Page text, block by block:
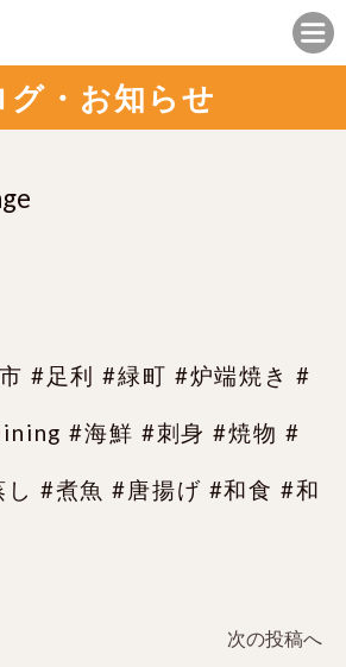
グ・お知らせ
#足利 #緑町 #炉端焼き #
#海鮮 #刺身 #焼物 #
し #煮魚 #唐揚げ #和食 #和
次の投稿へ